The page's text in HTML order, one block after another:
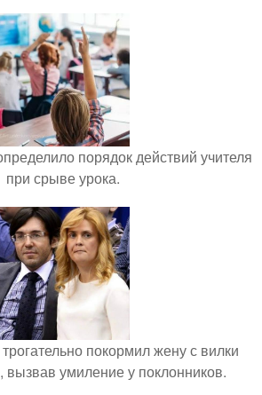
порядок действий учителя
при срыве урока.
покормил жену с вилки
вызвав умиление у поклонников.